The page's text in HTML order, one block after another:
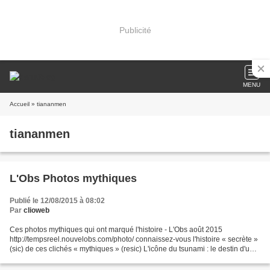
Publicité
MENU
Accueil » tiananmen
tiananmen
L'Obs Photos mythiques
Publié le 12/08/2015 à 08:02
Par clioweb
Ces photos mythiques qui ont marqué l'histoire - L'Obs août 2015
http://tempsreel.nouvelobs.com/photo/ connaissez-vous l'histoire « secrète »
(sic) de ces clichés « mythiques » (resic) L'icône du tsunami : le destin d'une